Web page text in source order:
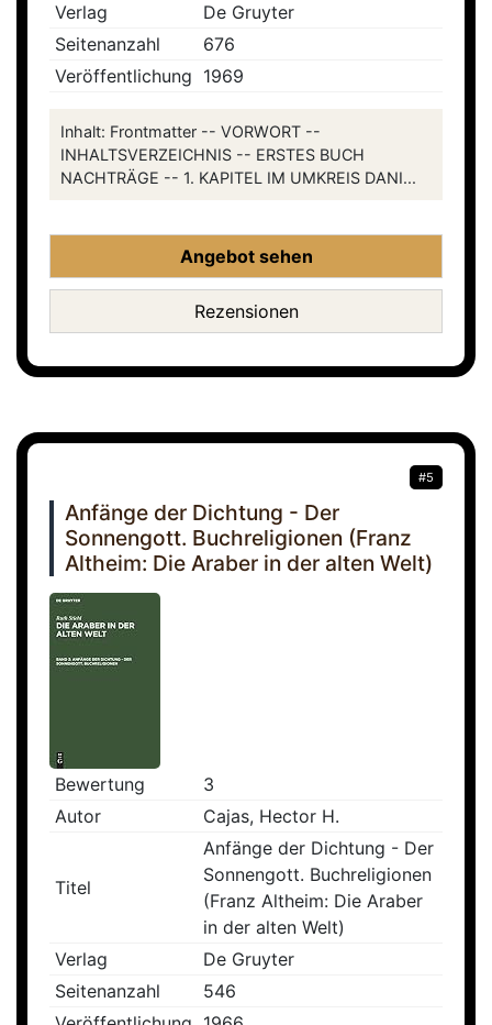
Verlag
De Gruyter
Seitenanzahl
676
Veröffentlichung 1969
Inhalt: Frontmatter -- VORWORT --
INHALTSVERZEICHNIS -- ERSTES BUCH
NACHTRÄGE -- 1. KAPITEL IM UMKREIS DANI...
Angebot sehen
Rezensionen
#5
Anfänge der Dichtung - Der
Sonnengott. Buchreligionen (Franz
Altheim: Die Araber in der alten Welt)
Bewertung
3
Autor
Cajas, Hector H.
Titel
Anfänge der Dichtung - Der
Sonnengott. Buchreligionen
(Franz Altheim: Die Araber
in der alten Welt)
Verlag
De Gruyter
Seitenanzahl
546